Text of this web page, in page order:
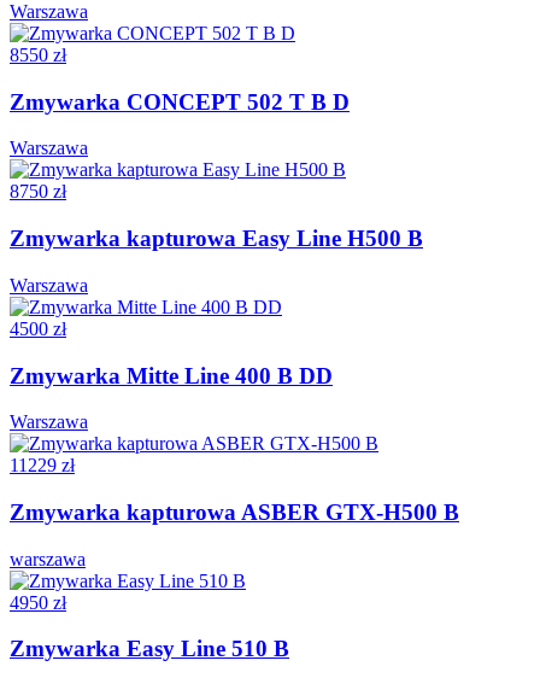
Warszawa
8550 zł
Zmywarka CONCEPT 502 T B D
Warszawa
8750 zł
Zmywarka kapturowa Easy Line H500 B
Warszawa
4500 zł
Zmywarka Mitte Line 400 B DD
Warszawa
11229 zł
Zmywarka kapturowa ASBER GTX-H500 B
warszawa
4950 zł
Zmywarka Easy Line 510 B